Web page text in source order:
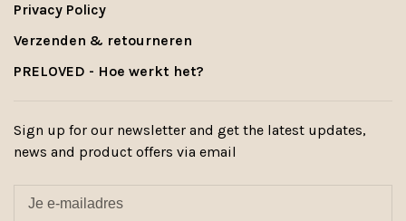
Privacy Policy
Verzenden & retourneren
PRELOVED - Hoe werkt het?
Sign up for our newsletter and get the latest updates,
news and product offers via email